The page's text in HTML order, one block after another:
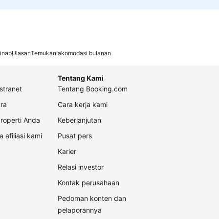
UlasanTemukan akomodasi bulanan
Anda
afiliasi kami
Tentang Kami
Tentang Booking.com
Cara kerja kami
Keberlanjutan
Pusat pers
Karier
Relasi investor
Kontak perusahaan
Pedoman konten dan
pelaporannya